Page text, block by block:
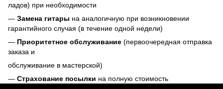
ладов) при необходимости
— Замена гитары на аналогичную при возникновении
гарантийного случая (в течение одной недели)
— Приоритетное обслуживание (первоочередная отправка
заказа и
обслуживание в мастерской)
— Страхование посылки на полную стоимость